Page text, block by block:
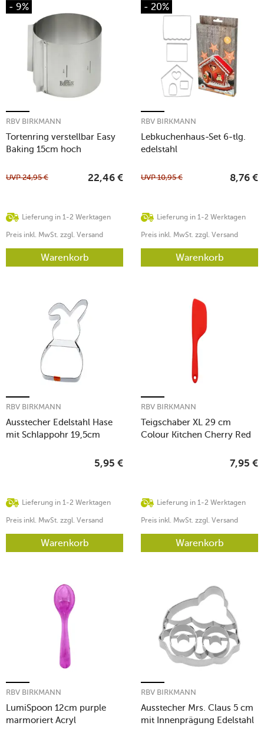
- 9%
Tortenring verstellbar Easy
Baking 15cm hoch
RBV BIRKMANN
Lieferung in 1-2 Werktagen
UVP24,95 € 22,46 €
Preis inkl. MwSt. zzgl. Versand
Warenkorb
- 20%
Lebkuchenhaus-Set 6-tlg.
edelstahl
RBV BIRKMANN
Lieferung in 1-2 Werktagen
UVP10,95 € 8,76 €
Preis inkl. MwSt. zzgl. Versand
Warenkorb
Ausstecher Edelstahl Hase
mit Schlappohr 19,5cm
RBV BIRKMANN
Lieferung in 1-2 Werktagen
5,95 €
Preis inkl. MwSt. zzgl. Versand
Warenkorb
Teigschaber XL 29 cm
Colour Kitchen Cherry Red
RBV BIRKMANN
Lieferung in 1-2 Werktagen
7,95 €
Preis inkl. MwSt. zzgl. Versand
Warenkorb
LumiSpoon 12cm purple
marmoriert Acryl
RBV BIRKMANN
Ausstecher Mrs. Claus 5 cm
mit Innenprägung Edelstahl
RBV BIRKMANN